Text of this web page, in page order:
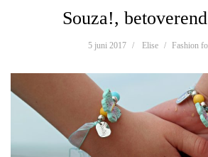
Souza!,
5 juni 2017 Elise Fashion